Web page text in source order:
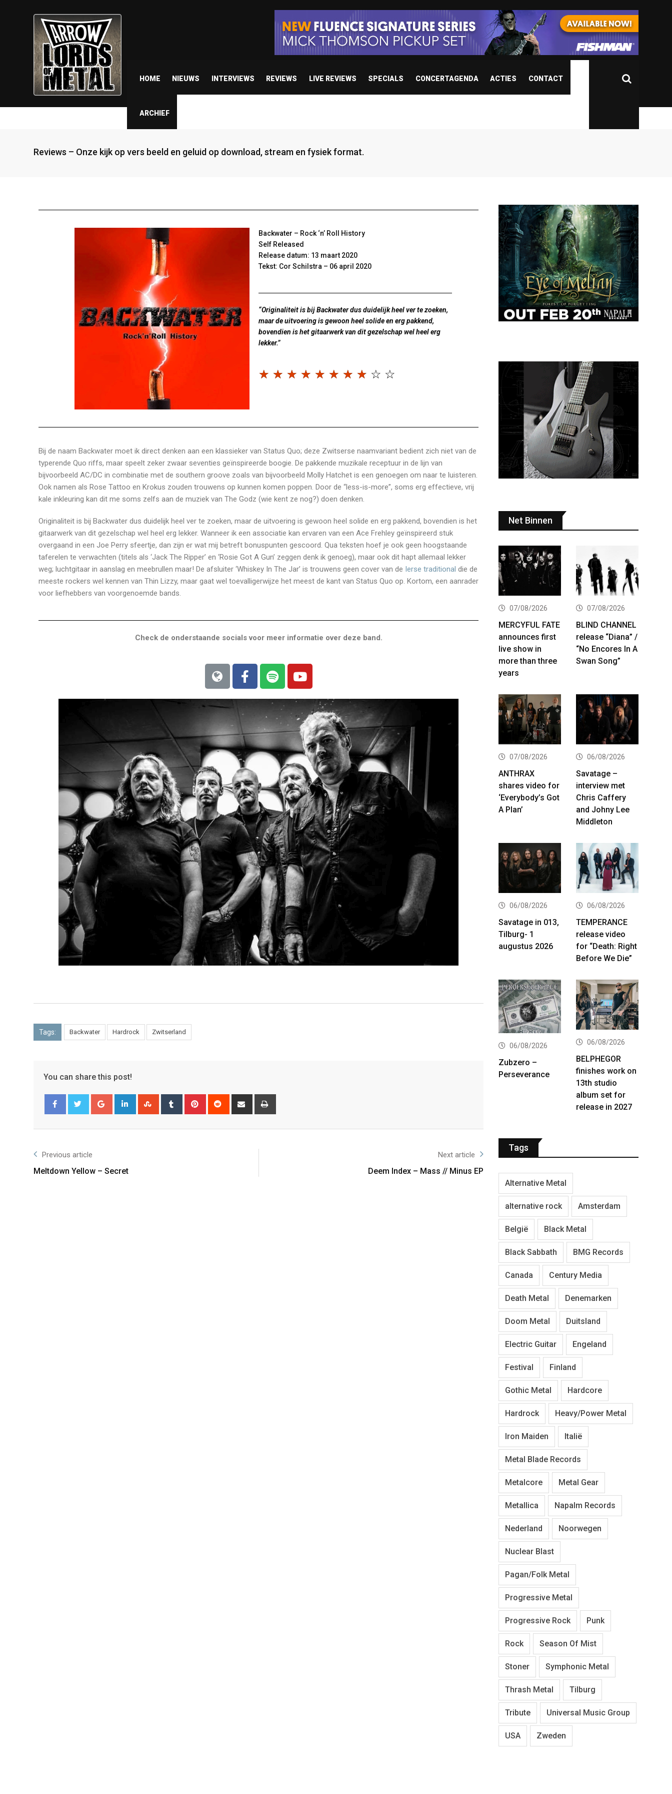
HOME NIEUWS INTERVIEWS REVIEWS LIVE REVIEWS SPECIALS CONCERTAGENDA ACTIES CONTACT
ARCHIEF
Reviews – Onze kijk op vers beeld en geluid op download, stream en fysiek format.
Backwater – Rock ‘n’ Roll History
Self Released
Release datum: 13 maart 2020
Tekst: Cor Schilstra – 06 april 2020
“Originaliteit is bij Backwater dus duidelijk heel ver te zoeken,
maar de uitvoering is gewoon heel solide en erg pakkend,
bovendien is het gitaarwerk van dit gezelschap wel heel erg
lekker.”
☆ ☆ ☆ ☆ ☆ ☆ ☆ ☆ ☆ ☆
Bij de naam Backwater moet ik direct denken aan een klassieker van Status Quo; deze Zwitserse naamvariant bedient zich niet van de
typerende Quo riffs, maar speelt zeker zwaar seventies geïnspireerde boogie. De pakkende muzikale receptuur in de lijn van
bijvoorbeeld AC/DC in combinatie met de southern groove zoals van bijvoorbeeld Molly Hatchet is een genoegen om naar te luisteren.
Ook namen als Rose Tattoo en Krokus zouden trouwens op kunnen komen poppen. Door de “less-is-more”, soms erg effectieve, vrij
kale inkleuring kan dit me soms zelfs aan de muziek van The Godz (wie kent ze nog?) doen denken.
Originaliteit is bij Backwater dus duidelijk heel ver te zoeken, maar de uitvoering is gewoon heel solide en erg pakkend, bovendien is het
gitaarwerk van dit gezelschap wel heel erg lekker. Wanneer ik een associatie kan ervaren van een Ace Frehley geïnspireerd stuk
overgaand in een Joe Perry sfeertje, dan zijn er wat mij betreft bonuspunten gescoord. Qua teksten hoef je ook geen hoogstaande
taferelen te verwachten (titels als ‘Jack The Ripper’ en ‘Rosie Got A Gun’ zeggen denk ik genoeg), maar ook dit hapt allemaal lekker
weg; luchtgitaar in aanslag en meebrullen maar! De afsluiter ‘Whiskey In The Jar’ is trouwens geen cover van de Ierse traditional die de
meeste rockers wel kennen van Thin Lizzy, maar gaat wel toevalligerwijze het meest de kant van Status Quo op. Kortom, een aanrader
voor liefhebbers van voorgenoemde bands.
Check de onderstaande socials voor meer informatie over deze band.
Tags: Backwater Hardrock Zwitserland
You can share this post!
Previous article
Meltdown Yellow – Secret
Next article
Deem Index – Mass // Minus EP
Net Binnen
07/08/2026
MERCYFUL FATE
announces first
live show in
more than three
years
07/08/2026
BLIND CHANNEL
release “Diana” /
“No Encores In A
Swan Song”
07/08/2026
ANTHRAX
shares video for
‘Everybody’s Got
A Plan’
06/08/2026
Savatage –
interview met
Chris Caffery
and Johny Lee
Middleton
06/08/2026
Savatage in 013,
Tilburg- 1
augustus 2026
06/08/2026
TEMPERANCE
release video
for “Death: Right
Before We Die”
06/08/2026
Zubzero –
Perseverance
06/08/2026
BELPHEGOR
finishes work on
13th studio
album set for
release in 2027
Tags
Alternative Metal
alternative rock Amsterdam
België Black Metal
Black Sabbath BMG Records
Canada Century Media
Death Metal Denemarken
Doom Metal Duitsland
Electric Guitar Engeland
Festival Finland
Gothic Metal Hardcore
Hardrock Heavy/Power Metal
Iron Maiden Italië
Metal Blade Records
Metalcore Metal Gear
Metallica Napalm Records
Nederland Noorwegen
Nuclear Blast
Pagan/Folk Metal
Progressive Metal
Progressive Rock Punk
Rock Season Of Mist
Stoner Symphonic Metal
Thrash Metal Tilburg
Tribute Universal Music Group
USA Zweden